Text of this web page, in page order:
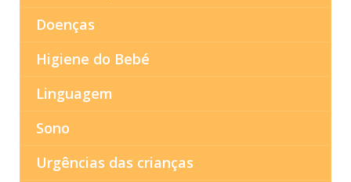
Doenças
Higiene do Bebé
Linguagem
Sono
Urgências das crianças